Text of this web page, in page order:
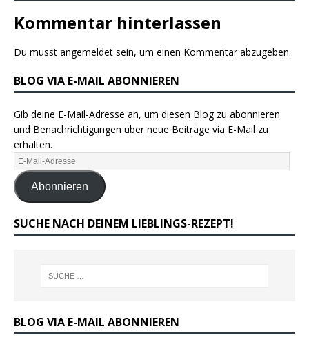
Kommentar hinterlassen
Du musst angemeldet sein, um einen Kommentar abzugeben.
BLOG VIA E-MAIL ABONNIEREN
Gib deine E-Mail-Adresse an, um diesen Blog zu abonnieren
und Benachrichtigungen über neue Beiträge via E-Mail zu
erhalten.
Abonnieren
SUCHE NACH DEINEM LIEBLINGS-REZEPT!
BLOG VIA E-MAIL ABONNIEREN